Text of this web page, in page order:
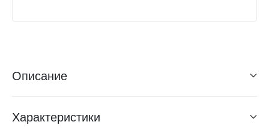
Описание
Характеристики